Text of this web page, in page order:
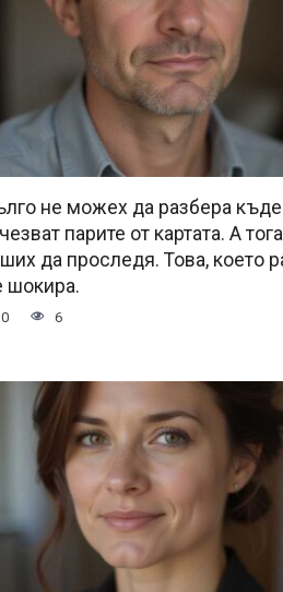
не можех да разбера къде
парите от картата. А
да проследя. Това, което
шокира.
0 6